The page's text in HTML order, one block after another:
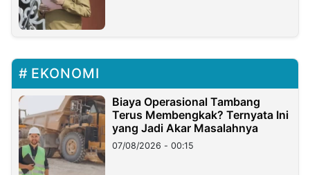
EKONOMI
Biaya Operasional Tambang
Terus Membengkak? Ternyata Ini
yang Jadi Akar Masalahnya
07/08/2026 - 00:15